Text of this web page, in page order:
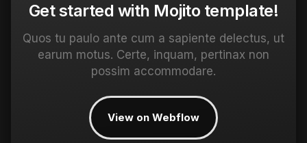
Get started with Mojito template!
Quos tu paulo ante cum a sapiente delectus, ut
earum motus. Certe, inquam, pertinax non
possim accommodare.
View on Webflow